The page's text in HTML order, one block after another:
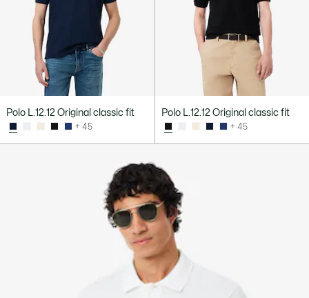
Polo L.12.12 Original classic fit
+ 45
Polo L.12.12 Original classic fit
+ 45